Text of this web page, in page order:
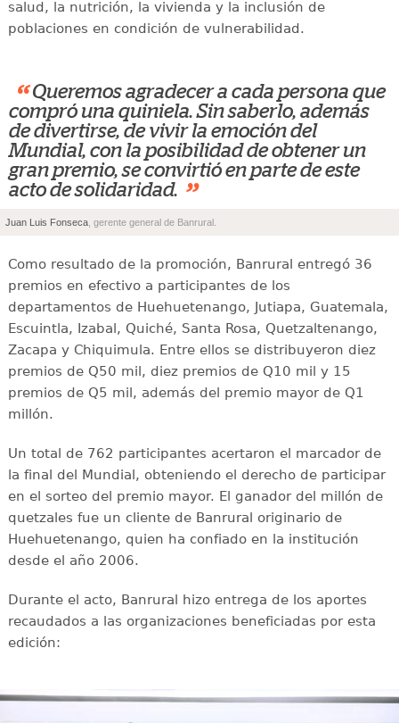
salud, la nutrición, la vivienda y la inclusión de
poblaciones en condición de vulnerabilidad.
“ Queremos agradecer a cada persona que
compró una quiniela. Sin saberlo, además
de divertirse, de vivir la emoción del
Mundial, con la posibilidad de obtener un
gran premio, se convirtió en parte de este
acto de solidaridad. ”
Juan Luis Fonseca , gerente general de Banrural.
Como resultado de la promoción, Banrural entregó 36
premios en efectivo a participantes de los
departamentos de Huehuetenango, Jutiapa, Guatemala,
Escuintla, Izabal, Quiché, Santa Rosa, Quetzaltenango,
Zacapa y Chiquimula. Entre ellos se distribuyeron diez
premios de Q50 mil, diez premios de Q10 mil y 15
premios de Q5 mil, además del premio mayor de Q1
millón.
Un total de 762 participantes acertaron el marcador de
la final del Mundial, obteniendo el derecho de participar
en el sorteo del premio mayor. El ganador del millón de
quetzales fue un cliente de Banrural originario de
Huehuetenango, quien ha confiado en la institución
desde el año 2006.
Durante el acto, Banrural hizo entrega de los aportes
recaudados a las organizaciones beneficiadas por esta
edición: